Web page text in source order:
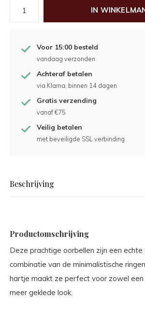
IN
Voor 15:00 besteld
vandaag verzonden
Achteraf betalen
via Klarna, binnen 14 dagen
Gratis verzending
vanaf €75
Veilig betalen
met beveiligde SSL verbinding
Beschrijving
Productomschrijving
Deze prachtige oorbellen zijn een echte
combinatie van de minimalistische
hartje maakt ze perfect voor zowel een
meer geklede look.